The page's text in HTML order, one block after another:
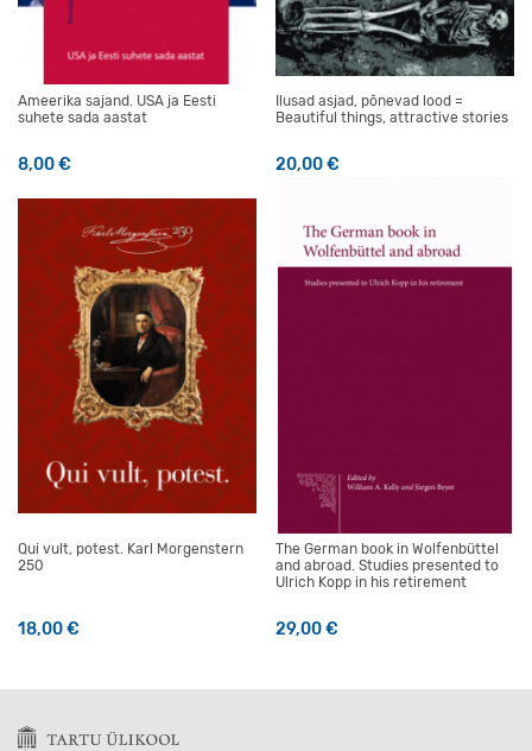
Ameerika sajand. USA ja Eesti
suhete sada aastat
8,00€
Ilusad asjad, põnevad lood =
Beautiful things, attractive stories
20,00€
Qui vult, potest. Karl Morgenstern
250
18,00€
The German book in Wolfenbüttel
and abroad. Studies presented to
Ulrich Kopp in his retirement
29,00€